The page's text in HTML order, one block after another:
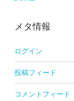
メタ情報
ログイン
投稿フィード
コメントフィード